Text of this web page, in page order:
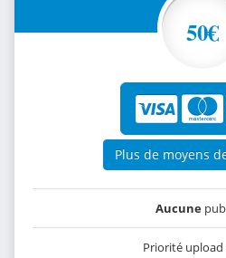
50€
Plus de moyens
Aucune
Priorité upload